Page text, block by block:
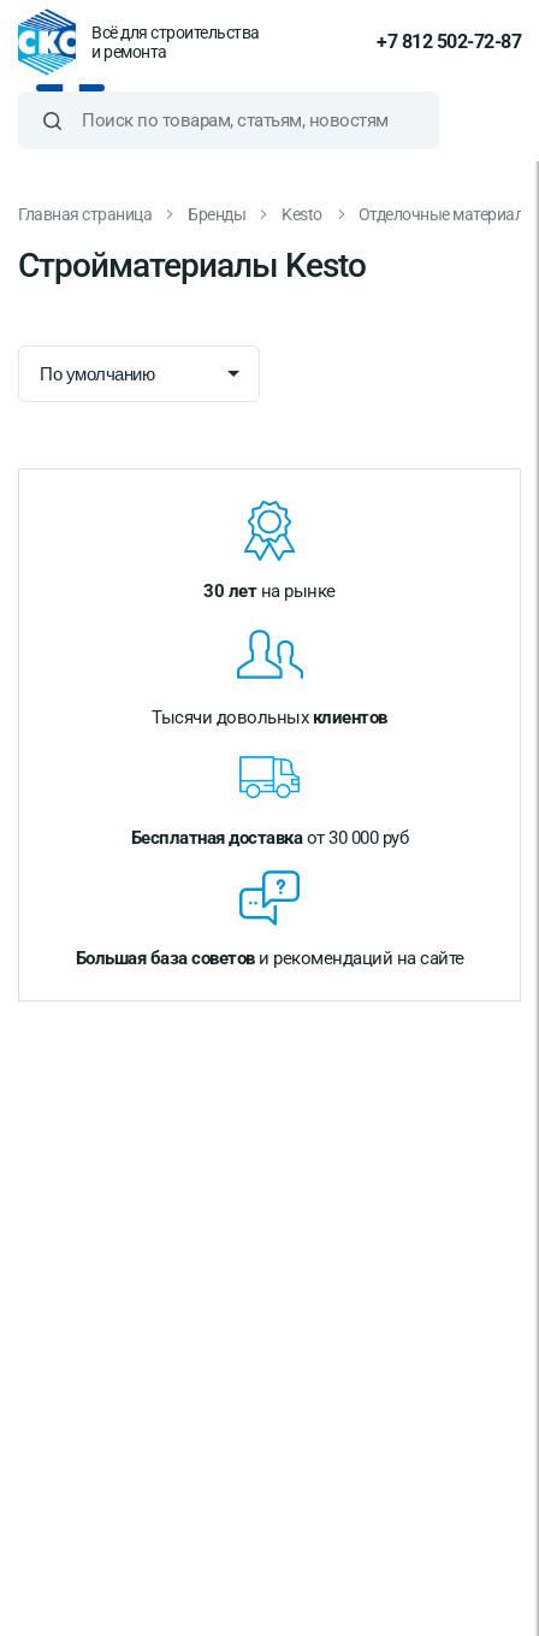
Всё для строительства
и ремонта
+7 812 502-72-87
Главная страница Бренды Kesto Отделочные материалы
Стройматериалы Kesto
30 летна рынке
Тысячи довольных клиентов
Бесплатная доставкаот 30 000 руб
Большая база советови рекомендаций на сайте